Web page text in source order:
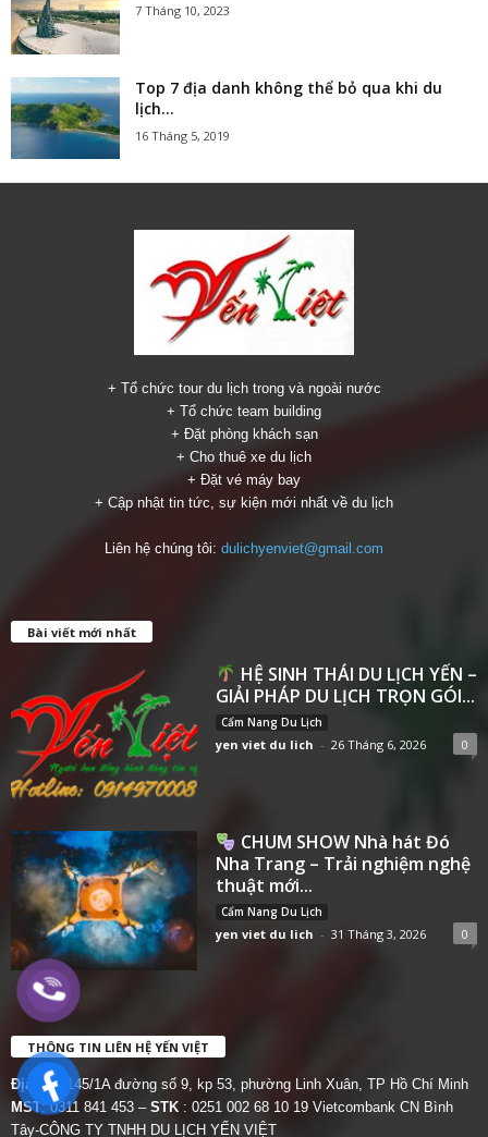
7 Tháng 10, 2023
Top 7 địa danh không thể bỏ qua khi du
lịch...
16 Tháng 5, 2019
+ Tổ chức tour du lịch trong và ngoài nước
+ Tổ chức team building
+ Đặt phòng khách sạn
+ Cho thuê xe du lịch
+ Đặt vé máy bay
+ Cập nhật tin tức, sự kiện mới nhất về du lịch
Liên hệ chúng tôi: dulichyenviet@gmail.com
Bài viết mới nhất
HỆ SINH THÁI DU LỊCH YẾN –
GIẢI PHÁP DU LỊCH TRỌN GÓI...
Cẩm Nang Du Lịch
yen viet du lich - 26 Tháng 6, 2026 0
CHUM SHOW Nhà hát Đó
Nha Trang – Trải nghiệm nghệ
thuật mới...
Cẩm Nang Du Lịch
yen viet du lich - 31 Tháng 3, 2026 0
THÔNG TIN LIÊN HỆ YẾN VIỆT
Địa chỉ:
145/1A đường số 9, kp 53, phường Linh Xuân, TP Hồ Chí Minh
MST: 0311 841 453 – STK : 0251 002 68 10 19 Vietcombank CN Bình
Tây-CÔNG TY TNHH DU LỊCH YẾN VIỆT